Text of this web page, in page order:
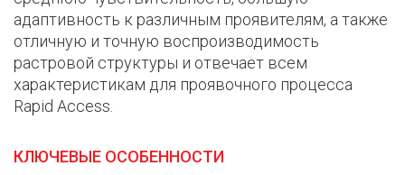
адаптивность к различным проявителям, а также
отличную и точную воспроизводимость
растровой структуры и отвечает всем
характеристикам для проявочного процесса
Rapid Access.
КЛЮЧЕВЫЕ ОСОБЕННОСТИ